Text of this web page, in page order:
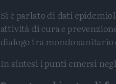
Si è parlato di dati
attività di cura e
dialogo tra mondo sanitario
In sintesi i punti emersi